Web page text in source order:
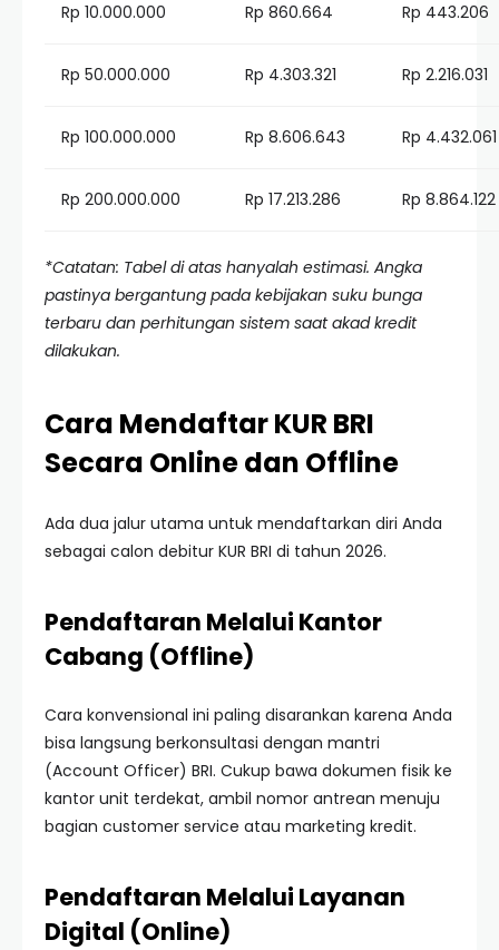
Rp 10.000.000 Rp 860.664 Rp 443.206
Rp 50.000.000 Rp 4.303.321 Rp 2.216.031
Rp 100.000.000 Rp 8.606.643 Rp 4.432.061
Rp 200.000.000 Rp 17.213.286 Rp 8.864.122
*Catatan: Tabel di atas hanyalah estimasi. Angka
pastinya bergantung pada kebijakan suku bunga
terbaru dan perhitungan sistem saat akad kredit
dilakukan.
Cara Mendaftar KUR BRI
Secara Online dan Offline
Ada dua jalur utama untuk mendaftarkan diri Anda
sebagai calon debitur KUR BRI di tahun 2026.
Pendaftaran Melalui Kantor
Cabang (Offline)
Cara konvensional ini paling disarankan karena Anda
bisa langsung berkonsultasi dengan mantri
(Account Officer) BRI. Cukup bawa dokumen fisik ke
kantor unit terdekat, ambil nomor antrean menuju
bagian customer service atau marketing kredit.
Pendaftaran Melalui Layanan
Digital (Online)